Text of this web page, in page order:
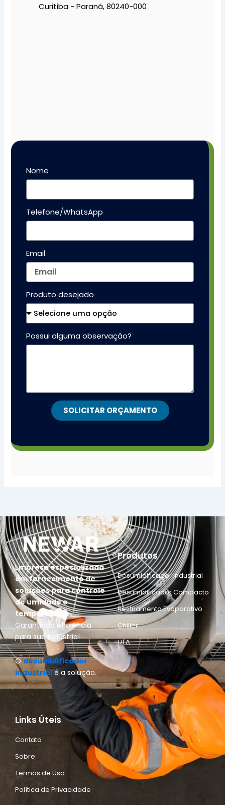
Curitiba - Paraná, 80240-000
Nome
Telefone/WhatsApp
Email
Produto desejado
Possui alguma observação?
SOLICITAR ORÇAMENTO
Empresa especializada
em fornecimento de
soluções para controle
de umidade e
temperatura.
Garantindo eficiência
para sua indústria!
Odesumidificador
industrialé a solução.
Produtos
Desumidificador Industrial
Desumidificador Compacto
Resfriamento Evaporativo
Chiller
UTA
Links Úteis
Contato
Sobre
Termos de Uso
Política de Privacidade